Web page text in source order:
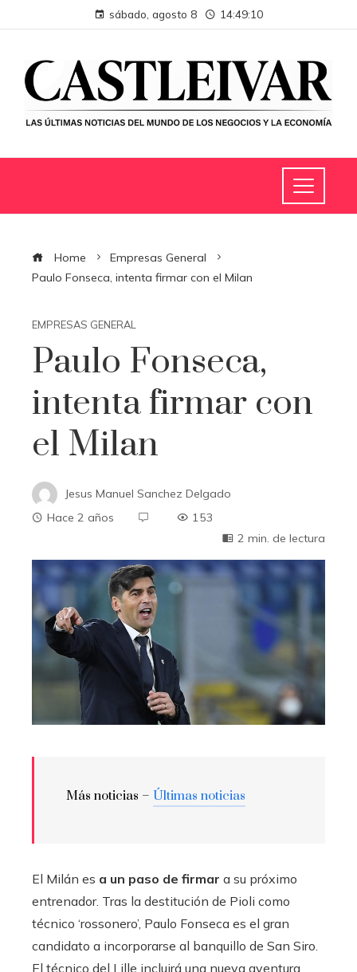
sábado, agosto 8 14:49:10
Home
Empresas General
Paulo Fonseca, intenta firmar con el Milan
EMPRESAS GENERAL
Paulo Fonseca,
intenta firmar con
el Milan
Jesus Manuel Sanchez Delgado
Hace 2 años
153
2 min. de lectura
Más noticias – Últimas noticias
El Milán es a un paso de firmar a su próximo
entrenador. Tras la destitución de Pioli como
técnico ‘rossonero’, Paulo Fonseca es el gran
candidato a incorporarse al banquillo de San Siro.
El técnico del Lille incluirá una nueva aventura